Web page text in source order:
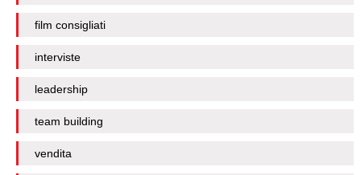
film consigliati
interviste
leadership
team building
vendita